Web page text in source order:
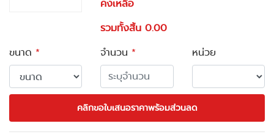
คงเหลือ
รวมทั้งสิ้น 0.00
ขนาด * จำนวน * หน่วย
คลิกขอใบเสนอราคาพร้อมส่วนลด